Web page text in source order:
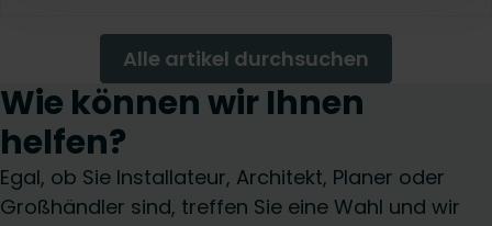
Kombination ermöglicht eine höhere Energieeffizienz
und zukunftssichere Auslegung von HLK-
Systemlösungen . In diesem Artikel betrachten wir die
technische Synergie zwischen diesen beiden
Komponenten.
Alle artikel durchsuchen
Wie können wir Ihnen
helfen?
Egal, ob Sie Installateur, Architekt, Planer oder
Großhändler sind, treffen Sie eine Wahl und wir